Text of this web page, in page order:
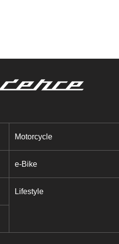
Motorcycle
e-Bike
Lifestyle